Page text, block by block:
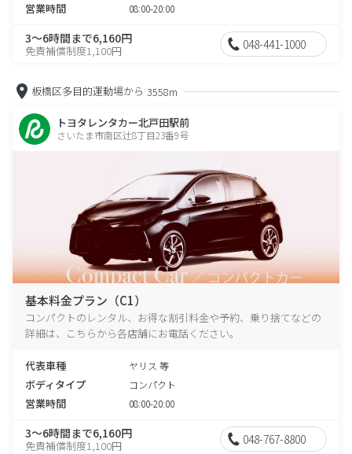
営業時間 08:00-20:00
3～6時間まで6,160円
免責補償制度1,100円 048-441-1000
板橋区多目的運動場から 3558m
トヨタレンタカー北戸田駅前
さいたま市南区辻8丁目23番9号
基本料金プラン（C1）
コンパクトのレンタル、お得な割引料金や予約、乗り捨てなどの
詳細は、こちらから各店舗にお電話ください。
代表車種 ヤリス 等
ボディタイプ コンパクト
営業時間 08:00-20:00
3～6時間まで6,160円
免責補償制度1,100円 048-767-8800